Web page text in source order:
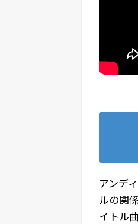
アンデ
ルの関
イトル曲